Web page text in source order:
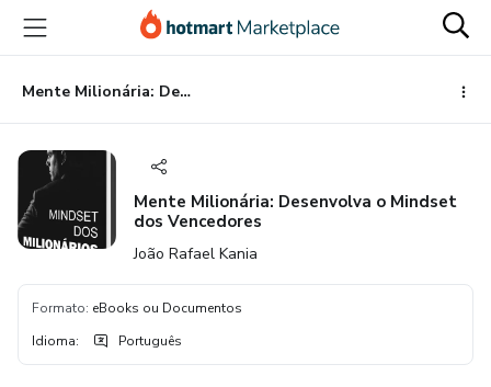
para
conteúdo
principal
para
pagamento
para
rodapé
Mente Milionária: Desenvolva o Mindset dos Vencedores
Mente Milionária: Desenvolva o Mindset
dos Vencedores
João Rafael Kania
Formato: eBooks ou Documentos
Idioma: Português